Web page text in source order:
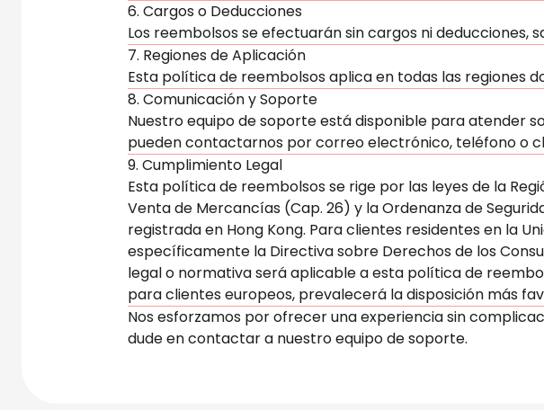
6. Cargos o Deducciones
Los reembolsos se efectuarán sin cargos ni deducciones,
7. Regiones de Aplicación
Esta política de reembolsos aplica en todas las regiones
8. Comunicación y Soporte
Nuestro equipo de soporte está disponible para atender
pueden contactarnos por correo electrónico, teléfono o
9. Cumplimiento Legal
Esta política de reembolsos se rige por las leyes de la
Venta de Mercancías (Cap. 26) y la Ordenanza de
registrada en Hong Kong. Para clientes residentes en la
específicamente la Directiva sobre Derechos de los
legal o normativa será aplicable a esta política de
para clientes europeos, prevalecerá la disposición más
Nos esforzamos por ofrecer una experiencia sin
dude en contactar a nuestro equipo de soporte.